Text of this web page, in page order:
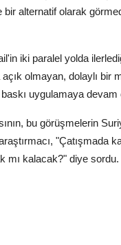
alternatif olarak
iki paralel yolda
olmayan, dolaylı bir
baskı uygulamaya
bu görüşmelerin
"Çatışmada
mı kalacak?" diye sordu.